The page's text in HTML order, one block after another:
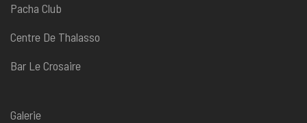
Pacha Club
Centre De Thalasso
Bar Le Crosaire
Galerie